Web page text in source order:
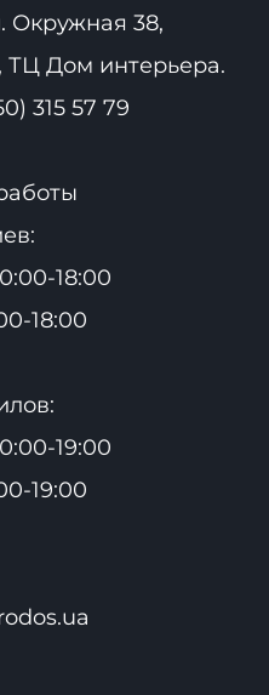
Окружная 38,
ТЦ Дом интерьера.
315 57 79
18:00
18:00
19:00
19:00